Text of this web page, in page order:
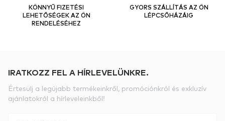
KÖNNYŰ FIZETÉSI
LEHETŐSÉGEK AZ ÖN
RENDELÉSÉHEZ
GYORS SZÁLLÍTÁS AZ ÖN
LÉPCSŐHÁZÁIG
IRATKOZZ FEL A HÍRLEVELÜNKRE.
Értesülj a legújabb termékeinkről, promóciónkról és exkluzív
ajánlatokról a hírleveleinkből!